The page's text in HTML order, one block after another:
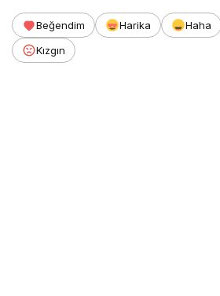
Beğendim Harika Haha
Kızgın